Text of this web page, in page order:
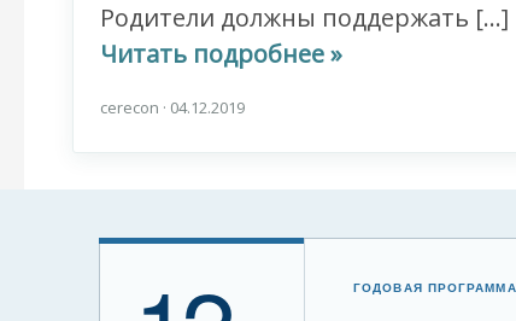
Родители должны поддержать […]
Читать подробнее »
cerecon · 04.12.2019
ГОДОВАЯ ПРОГРАММА